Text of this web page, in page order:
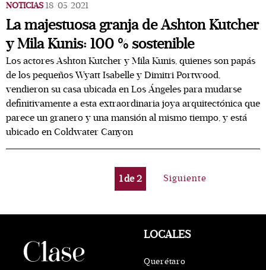
NOTICIAS 18/05/2021
La majestuosa granja de Ashton Kutcher
y Mila Kunis: 100 % sostenible
Los actores Ashton Kutcher y Mila Kunis, quienes son papás
de los pequeños Wyatt Isabelle y Dimitri Portwood,
vendieron su casa ubicada en Los Ángeles para mudarse
definitivamente a esta extraordinaria joya arquitectónica que
parece un granero y una mansión al mismo tiempo, y está
ubicado en Coldwater Canyon
1de2 Siguiente
LOCALES
Querétaro